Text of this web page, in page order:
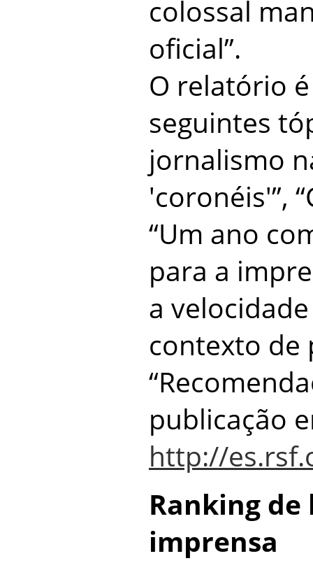
colossal
oficial”.
O relatório
seguintes
jornalismo
'coronéis'”,
“Um ano
para a
a
contexto de
publicação
http://
Ranking
imprensa